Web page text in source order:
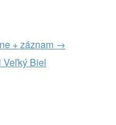
+ záznam→
Biel